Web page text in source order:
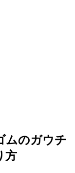
ムのガウチ
方